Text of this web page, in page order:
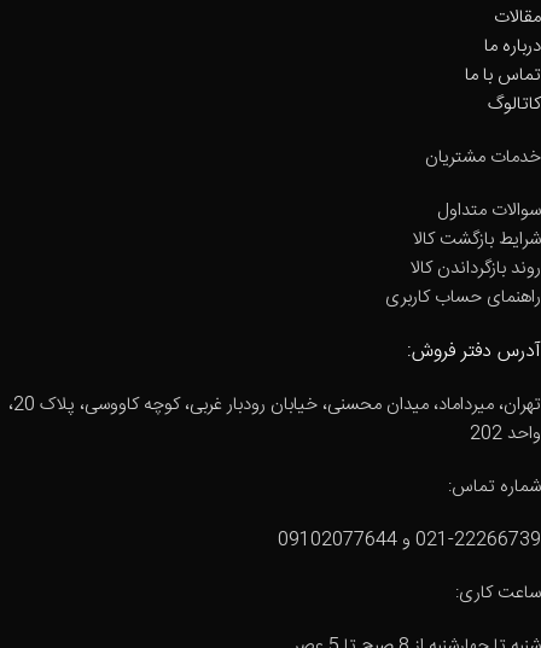
مقالات
درباره ما
تماس با ما
کاتالوگ
خدمات مشتریان
سوالات متداول
شرایط بازگشت کالا
روند بازگرداندن کالا
راهنمای حساب کاربری
آدرس دفتر فروش:
تهران، میرداماد، میدان محسنی، خیابان رودبار غربی، کوچه کاووسی، پلاک 20،
واحد 202
شماره تماس:
021-22266739 و 09102077644
ساعت کاری: